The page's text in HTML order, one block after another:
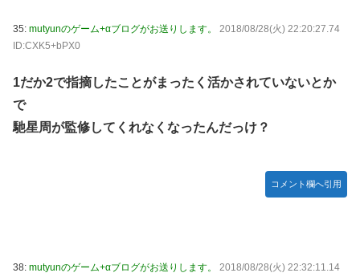
35: mutyunのゲーム+αブログがお送りします。
2018/08/28(火) 22:20:27.74
ID:CXK5+bPX0
1だか2で指摘したことがまったく活かされていないとか
で
馳星周が監修してくれなくなったんだっけ？
コメント欄へ引用
38: mutyunのゲーム+αブログがお送りします。
2018/08/28(火) 22:32:11.14